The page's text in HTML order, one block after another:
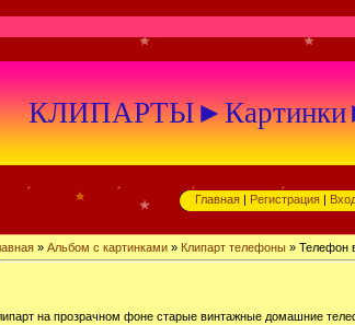
Главная | Регистрация |
» Альбом с картинками» Клипарт телефоны» Телефон
на прозрачном фоне старые винтажные домашние